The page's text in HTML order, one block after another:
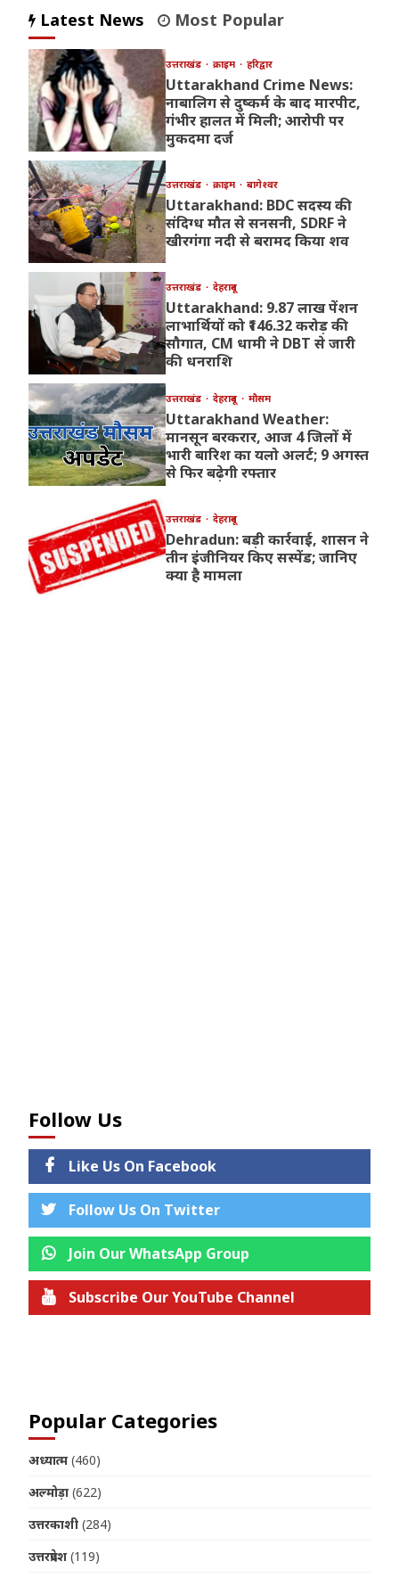
Latest News Most Popular
उत्तराखंड क्राइम हरिद्वार
Uttarakhand Crime News:
नाबालिग से दुष्कर्म के बाद मारपीट,
गंभीर हालत में मिली; आरोपी पर
मुकदमा दर्ज
उत्तराखंड क्राइम बागेश्वर
Uttarakhand: BDC सदस्य की
संदिग्ध मौत से सनसनी, SDRF ने
खीरगंगा नदी से बरामद किया शव
उत्तराखंड देहरादून
Uttarakhand: 9.87 लाख पेंशन
लाभार्थियों को ₹146.32 करोड़ की
सौगात, CM धामी ने DBT से जारी
की धनराशि
उत्तराखंड देहरादून मौसम
Uttarakhand Weather:
मानसून बरकरार, आज 4 जिलों में
भारी बारिश का यलो अलर्ट; 9 अगस्त
से फिर बढ़ेगी रफ्तार
उत्तराखंड देहरादून
Dehradun: बड़ी कार्रवाई, शासन ने
तीन इंजीनियर किए सस्पेंड; जानिए
क्या है मामला
Follow Us
Like Us On Facebook
Follow Us On Twitter
Join Our WhatsApp Group
Subscribe Our YouTube Channel
Popular Categories
अध्यात्म (460)
अल्मोड़ा (622)
उत्तरकाशी (284)
उत्तरप्रदेश (119)